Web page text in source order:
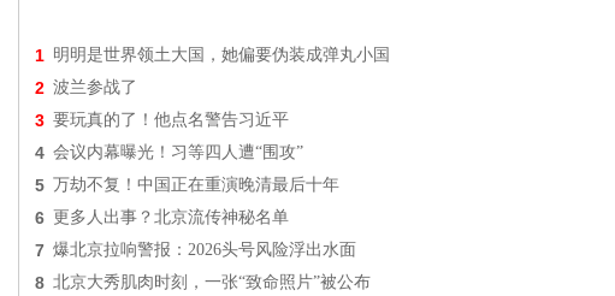
1 明明是世界领土大国，她偏要伪装成弹丸小国
2 波兰参战了
3 要玩真的了！他点名警告习近平
4 会议内幕曝光！习等四人遭“围攻”
5 万劫不复！中国正在重演晚清最后十年
6 更多人出事？北京流传神秘名单
7 爆北京拉响警报：2026头号风险浮出水面
8 北京大秀肌肉时刻，一张“致命照片”被公布